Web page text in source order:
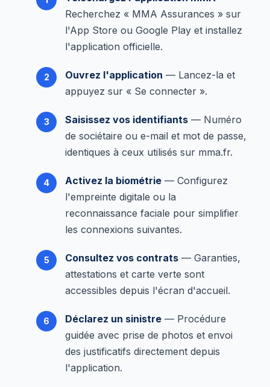
Recherchez « MMA Assurances » sur
l'App Store ou Google Play et installez
l'application officielle.
Ouvrez l'application — Lancez-la et
appuyez sur « Se connecter ».
Saisissez vos identifiants — Numéro
de sociétaire ou e-mail et mot de passe,
identiques à ceux utilisés sur mma.fr.
Activez la biométrie — Configurez
l'empreinte digitale ou la
reconnaissance faciale pour simplifier
les connexions suivantes.
Consultez vos contrats — Garanties,
attestations et carte verte sont
accessibles depuis l'écran d'accueil.
Déclarez un sinistre — Procédure
guidée avec prise de photos et envoi
des justificatifs directement depuis
l'application.